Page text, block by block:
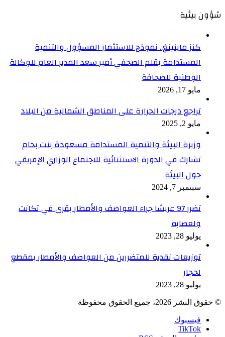
شؤون بيئية
كنز ماينينغ.. نموذج للاستثمار المسؤول والتنمية
المستدامة بقلم الصحفي أمير سعد المدير العام للوكالة
الوطنية للصحافة
مايو 17, 2026
تراجع درجات الحرارة على المناطق الشمالية من البلاد
مايو 2, 2025
وزيرة البيئة والتنمية المستدامة مسعودة بنت بحام
تشارك في الدورة الاستثنائية للاجتماع الوزاري الإفريقي
حول البيئة
سبتمبر 7, 2024
تضرر 97 عريشا جراء العواصف والأمطار بقرى في تكانت
ولعصابه
يوليو 28, 2023
توزيعات نقدية للمتضررين من العواصف والأمطار بمقطع
لحجار
يوليو 28, 2023
© حقوق النشر 2026، جميع الحقوق محفوظة
فيسبوك
TikTok